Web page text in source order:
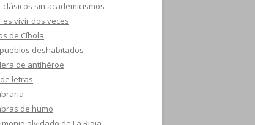
clásicos sin academicismos
es vivir dos veces
de Cíbola
deshabitados
de antihéroe
letras
de humo